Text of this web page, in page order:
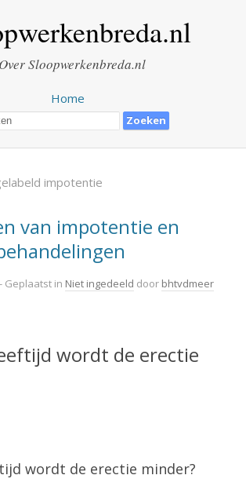
Over Sloopwerkenbreda.nl
Home
impotentie
van impotentie en
- Geplaatst in Niet ingedeeld door bhtvdmeer
wordt de erectie
wordt de erectie minder?